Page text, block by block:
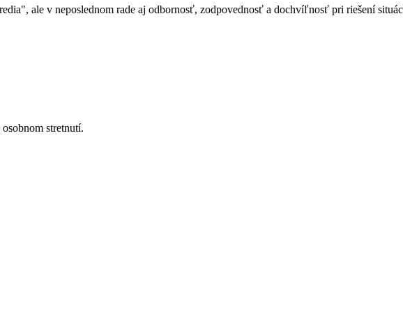
ale v neposlednom rade aj odbornosť, zodpovednosť a dochvíľnosť pri riešení
stretnutí.